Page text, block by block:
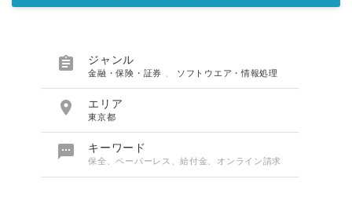
 ジャンル
金融・保険・証券 ソフトウエア・情報処理
 エリア
東京都
 キーワード
保全、ペーパーレス、給付金、オンライン請求